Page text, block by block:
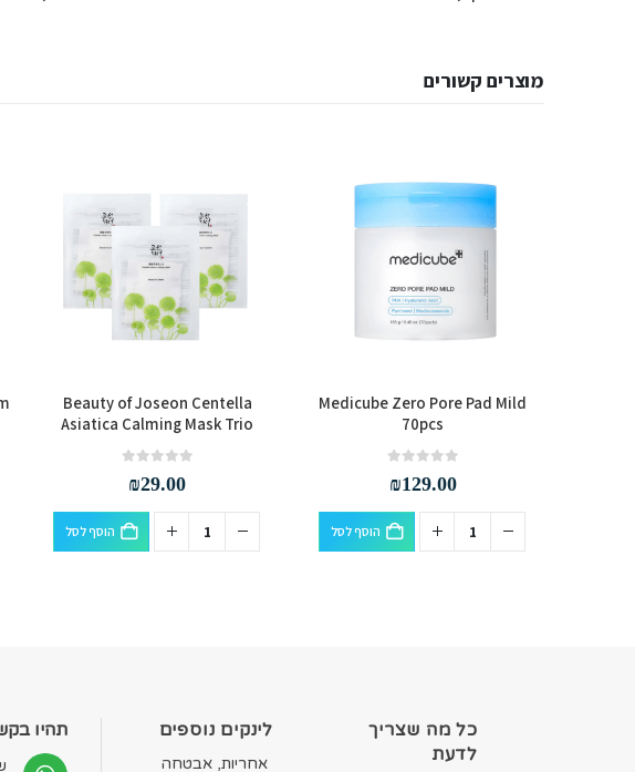
מוצרים קשורים
Medicube Zero Pore Pad Mild
70pcs
₪129.00
הוסף לסל
Beauty of Joseon Centella
Asiatica Calming Mask Trio
₪29.00
הוסף לסל
כל מה שצריך
לדעת
לינקים נוספים
אחריות, אבטחה
תהיו